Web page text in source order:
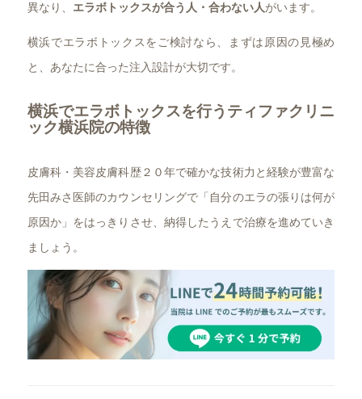
異なり、 エラボトックスが合う人・合わない人がいます。
横浜でエラボトックスをご検討なら、まずは原因の見極め
と、あなたに合った注入設計が大切です。
横浜でエラボトックスを行うティファクリニ
ック横浜院の特徴
皮膚科・美容皮膚科歴２０年で確かな技術力と経験が豊富な
先田みさ医師のカウンセリングで「自分のエラの張りは何が
原因か」をはっきりさせ、納得したうえで治療を進めていき
ましょう。